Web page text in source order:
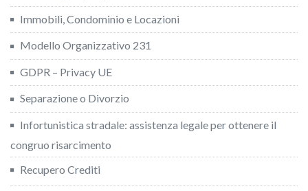
Immobili, Condominio e Locazioni
Modello Organizzativo 231
GDPR – Privacy UE
Separazione o Divorzio
Infortunistica stradale: assistenza legale per ottenere il
congruo risarcimento
Recupero Crediti